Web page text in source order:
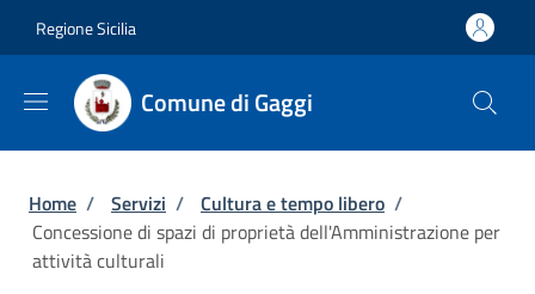
Regione Sicilia
Comune di Gaggi
Briciole di pane
Home / Servizi / Cultura e tempo libero /
Concessione di spazi di proprietà dell'Amministrazione per
attività culturali